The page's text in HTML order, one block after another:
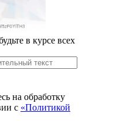
в курсе всех
на обработку
с «Политикой